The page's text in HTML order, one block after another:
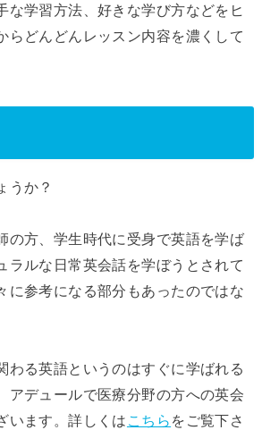
な学習方法、好きな学び方などをヒ
らどんどんレッスン内容を濃くして
うか？
の方、学生時代に受身で英語を学ば
ラルな日常英会話を学ぼうとされて
に参考になる部分もあったのではな
わる英語というのはすぐに学ばれる
アデュールで医療分野の方への英会
います。詳しくは こちら をご覧下さ